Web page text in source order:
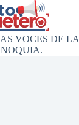
VOCES DE LA